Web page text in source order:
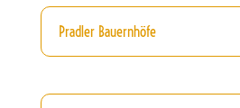
Pradler Bauernhöfe